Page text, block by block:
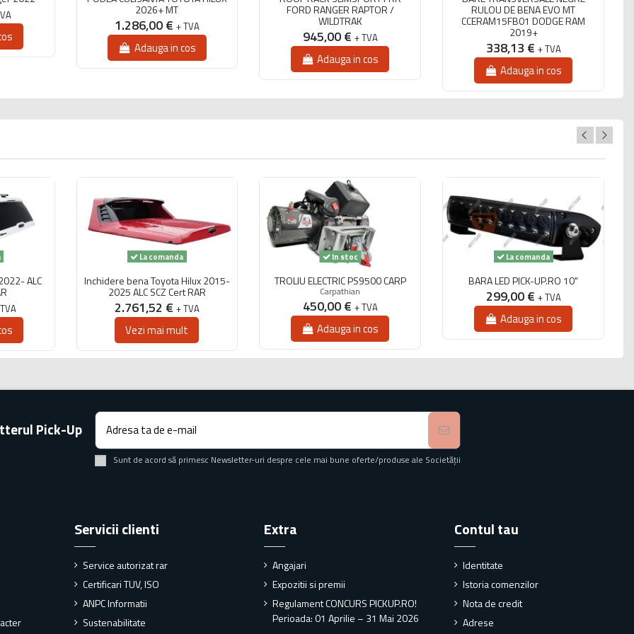
1.000 kg echipat cu hardtop (90 kg) + cort (60 kg) + rack (20 kg) + copertină (15 kg) +
deja 220 kg din sarcina utilă înainte de a pune orice marfă. Fă bilanțul greutăților
2026+ MT
1.286,00 € + TVA
Adauga in cos
FORD RANGER RAPTOR /
WILDTRAK
945,00 € + TVA
Adauga in cos
RULOU DE BENA EVO MT
CCERAM15FB01 DODGE RAM
2019+
338,13 € + TVA
Adauga in cos
ALC
La comanda
Inchidere bena Toyota Hilux 2015-
2025 ALC SCZ Cert RAR
2.761,52 € + TVA
Vezi mai mult
In stoc
TROLIU ELECTRIC PS9500 CARP
Carpathian
450,00 € + TVA
Adauga in cos
La comanda
BARA LED PICK-UP.RO 10"
299,00 € + TVA
Adauga in cos
Pick-Up
Sunt de acord să primesc Newsletter-uri despre cele mai bune oferte/produse ale Societății
Servicii clienti
Service autorizat rar
Certificari TUV, ISO
ANPC Informatii
Sustenabilitate
Extra
Angajari
Expozitii si premii
Regulament CONCURS PICKUP.RO!
Perioada: 01 Aprilie – 31 Mai 2026
Contul tau
Identitate
Istoria comenzilor
Nota de credit
Adrese